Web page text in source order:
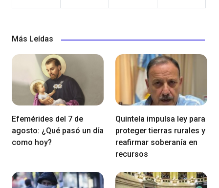
Más Leídas
Efemérides del 7 de
agosto: ¿Qué pasó un día
como hoy?
Quintela impulsa ley para
proteger tierras rurales y
reafirmar soberanía en
recursos